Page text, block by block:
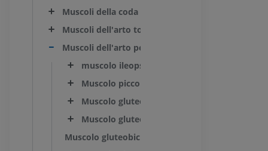
Muscoli della coda [coccigei]
Muscoli dell'arto toracico
Muscoli dell'arto pelvico
muscolo ileopsoas
Muscolo piccolo psoas
Muscolo gluteo superficiale
Muscolo gluteofemorale
Muscolo gluteobicipite